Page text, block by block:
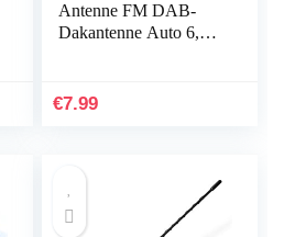
Antenne FM DAB-
Dakantenne Auto 6,5
Sterke FM/AM/DAB-
€7.99